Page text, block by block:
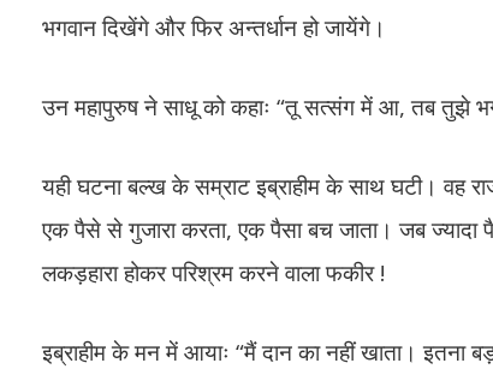
भगवान दिखेंगे और फिर अन्तर्धान हो जायेंगे।
उन महापुरुष ने साधू को कहाः “तू सत्संग में आ, तब तुझे
यही घटना बल्ख के सम्राट इब्राहीम के साथ घटी। वह
एक पैसे से गुजारा करता, एक पैसा बच जाता। जब
लकड़हारा होकर परिश्रम करने वाला फकीर !
इब्राहीम के मन में आयाः “मैं दान का नहीं खाता। इतना